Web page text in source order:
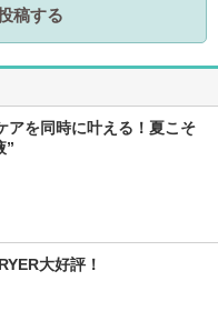
稿する
アを同時に叶える！夏こそ
”
大好評！